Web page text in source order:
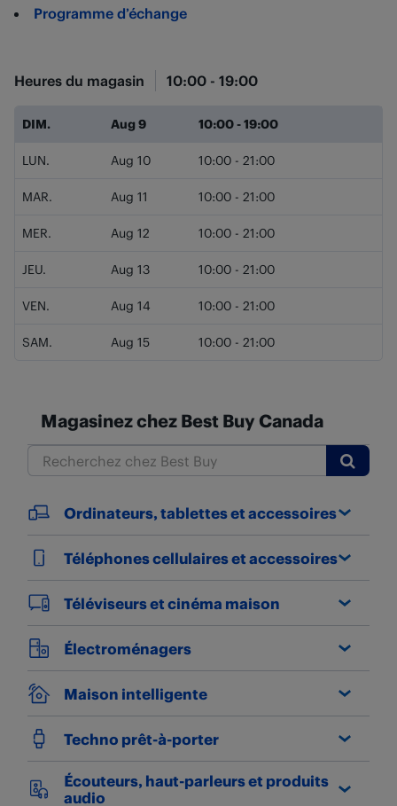
Programme d’échange
Heures du magasin 10:00 - 19:00
Jour de la semaine Heures
DIM. Aug 9 10:00-19:00
LUN. Aug 10 10:00 - 21:00
MAR. Aug 11 10:00 - 21:00
MER. Aug 12 10:00 - 21:00
JEU. Aug 13 10:00 - 21:00
VEN. Aug 14 10:00 - 21:00
SAM. Aug 15 10:00 - 21:00
Magasinez chez Best Buy Canada
Submit
Ordinateurs, tablettes et accessoires
Téléphones cellulaires et accessoires
Téléviseurs et cinéma maison
Électroménagers
Maison intelligente
Techno prêt-à-porter
Écouteurs, haut-parleurs et produits
audio